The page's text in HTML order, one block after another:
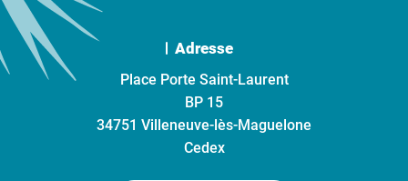
Adresse
Place Porte Saint-Laurent
BP 15
34751 Villeneuve-lès-Maguelone
Cedex